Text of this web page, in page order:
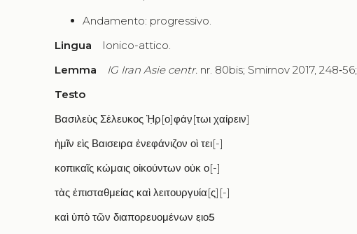
Andamento: progressivo.
Lingua Ionico-attico.
Lemma
IG Iran Asie centr. nr. 80bis; Smirnov 2017, 248‑56;
Testo
Βασιλεὺς Σέλευκος Ἡρ̣[ο]φάν̣[τωι χαίρειν]
ἡμῖν εὶς Βαισειρα ἐνεφάνιζον οὶ τει[-]
κοπικαῖς κώμαις οἰκούντων οὐκ ο[-]
τὰς ἐπισταθμείας καὶ λειτουργυία[ς][-]
καὶ ὑπὸ τῶν διαπορευομένων ειο5